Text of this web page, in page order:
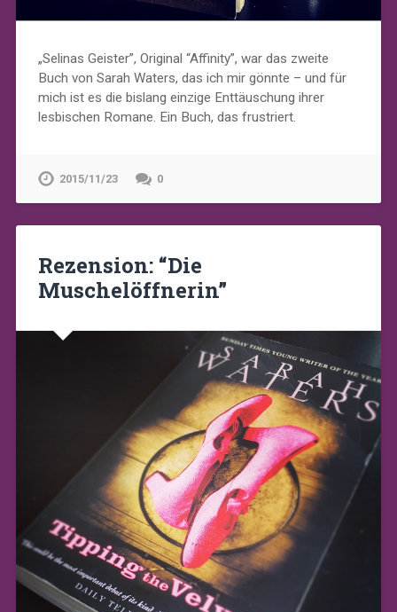
„Selinas Geister”, Original “Affinity”, war das zweite
Buch von Sarah Waters, das ich mir gönnte – und für
mich ist es die bislang einzige Enttäuschung ihrer
lesbischen Romane. Ein Buch, das frustriert.
2015/11/23 0
Rezension: “Die
Muschelöffnerin”